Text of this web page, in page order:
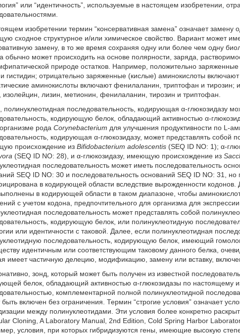
или “идентичность”, используемые в настоящем изобретении,
изобретении термин “консервативная замена” означает замену
сходное структурное и/или химическое свойство. Вариант может
замену, в то же время сохраняя одну или более чем одну
обычно может происходить на основе полярности, заряда,
природе остатков. Например, положительно
гистидин; отрицательно заряженные (кислые) аминокислоты
аминокислоты включают фенилаланин, триптофан и тирозин;
изолейцин, лизин, метионин, фенилаланин, тирозин и триптофан.
полинуклеотидная последовательность, кодирующая α-глюкозидазу
кодирующую белок, обладающий активностью α-
родаCorynebacterium для улучшения продуктивности по L-
кодирующая α-глюкозидазу, может представлять собой
происхождение изBifidobacterium adolescentis (SEQ ID NO: 1); α-
(SEQ ID NO: 28), и α-глюкозидазу, имеющую происхождение из
последовательность может иметь последовательность
SEQ ID NO: 30 и последовательность оснований SEQ ID NO: 31,
в кодирующей области вследствие вырожденности
в кодирующей области в таком диапазоне, чтобы
с учетом кодона, предпочтительного для организма для
последовательность может представлять собой
кодирующую белок, или полинуклеотидную
или идентичности с таковой. Далее, если полинуклеотидная
последовательность, кодирующую белок, имеющий
идентичным или соответствующим таковому данного белка,
имеет частичную делецию, модификацию, замену или вставку,
зонд, который может быть получен из известной
белок, обладающий активностью α-глюкозидазы по настоящему
комплементарной полной полинуклеотидной
включен без ограничения. Термин “строгие условия” означает
между полинуклеотидами. Эти условия более конкретно
Cloning, A Laboratory Manual, 2nd Edition, Cold Spring Harbor
условия, при которых гибридизуются гены, имеющие высокую